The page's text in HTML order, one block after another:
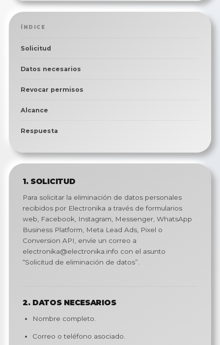
ÍNDICE
Solicitud
Datos necesarios
Revocar permisos
Alcance
Respuesta
1. SOLICITUD
Para solicitar la eliminación de datos personales
recibidos por Electronika a través de formularios
web, Facebook, Instagram, Messenger, WhatsApp
Business Platform, Meta Lead Ads, Pixel o
Conversion API, envíe un correo a
electronika@electronika.info con el asunto
“Solicitud de eliminación de datos”.
2. DATOS NECESARIOS
Nombre completo.
Correo o teléfono asociado.